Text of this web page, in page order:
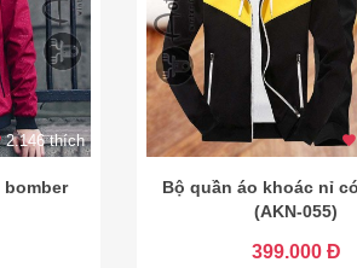
2.146 thích
bomber
Bộ quần áo khoác nỉ
(AKN-055)
399.000 Đ